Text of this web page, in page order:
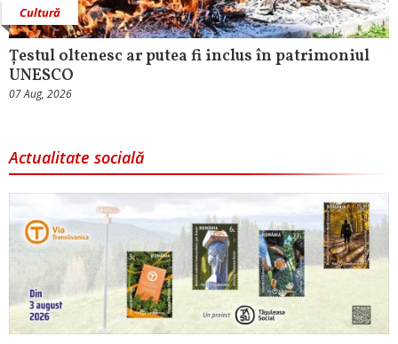
Cultură
Țestul oltenesc ar putea fi inclus în patrimoniul
UNESCO
07 Aug, 2026
Actualitate socială